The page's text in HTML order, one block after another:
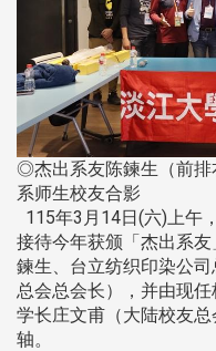
◎杰出系友陈鍊生（前排
系师生校友合影
115年3月14日(六)上午
接待今年获颁「杰出系
鍊生、台立纺织印染公
总会总会长），并由现
学长庄文甫（大陆校友
轴。